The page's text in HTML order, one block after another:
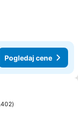
Pogledaj cene